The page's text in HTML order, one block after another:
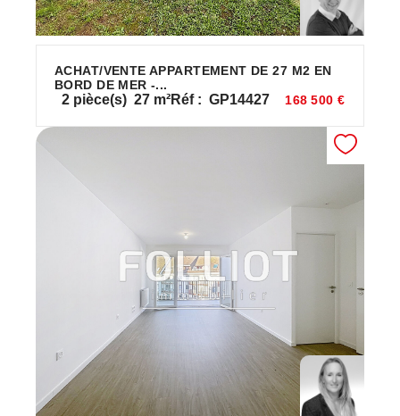
ACHAT/VENTE APPARTEMENT DE 27 M2 EN
BORD DE MER -...
2 pièce(s) 27 m²Réf : GP14427 168 500 €